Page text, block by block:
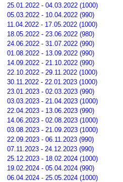
25.01.2022 - 04.03.2022 (1000)
05.03.2022 - 10.04.2022 (990)
11.04.2022 - 17.05.2022 (1000)
18.05.2022 - 23.06.2022 (980)
24.06.2022 - 31.07.2022 (990)
01.08.2022 - 13.09.2022 (990)
14.09.2022 - 21.10.2022 (990)
22.10.2022 - 29.11.2022 (1000)
30.11.2022 - 22.01.2023 (1000)
23.01.2023 - 02.03.2023 (990)
03.03.2023 - 21.04.2023 (1000)
22.04.2023 - 13.06.2023 (990)
14.06.2023 - 02.08.2023 (1000)
03.08.2023 - 21.09.2023 (1000)
22.09.2023 - 06.11.2023 (990)
07.11.2023 - 24.12.2023 (990)
25.12.2023 - 18.02.2024 (1000)
19.02.2024 - 05.04.2024 (990)
06.04.2024 - 25.05.2024 (1000)